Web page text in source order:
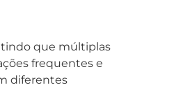
que múltiplas
frequentes e
diferentes